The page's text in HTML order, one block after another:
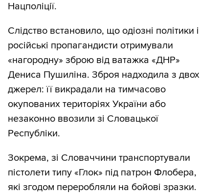
Нацполіції.
Слідство встановило, що одіозні політики і
російські пропагандисти отримували
«нагородну» зброю від ватажка «ДНР»
Дениса Пушиліна. Зброя надходила з двох
джерел: її викрадали на тимчасово
окупованих територіях України або
незаконно ввозили зі Словацької
Республіки.
Зокрема, зі Словаччини транспортували
пістолети типу «Глок» під патрон Флобера,
які згодом переробляли на бойові зразки.